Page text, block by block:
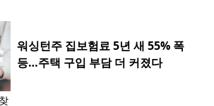
워싱턴주 집보험료 5년 새 55% 폭
등…주택 구입 부담 더 커졌다